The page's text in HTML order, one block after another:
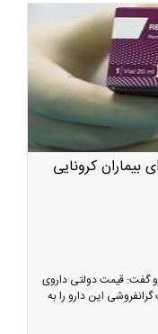
بیماران کرونایی
گفت: قیمت دولتی داروی
گرانفروشی این دارو را به